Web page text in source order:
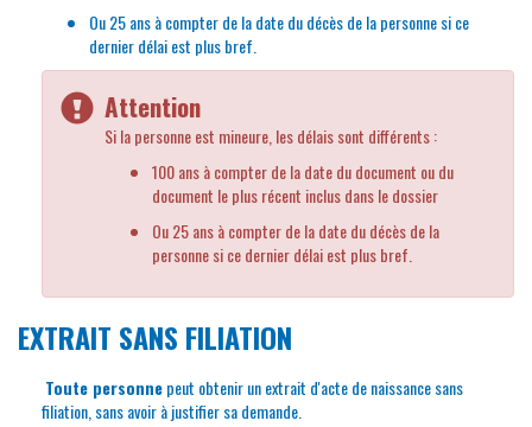
Ou 25 ans à compter de la date du décès de la personne si ce
dernier délai est plus bref.
Attention
Si la personne est mineure, les délais sont différents :
100 ans à compter de la date du document ou du
document le plus récent inclus dans le dossier
Ou 25 ans à compter de la date du décès de la
personne si ce dernier délai est plus bref.
EXTRAIT SANS FILIATION
Toute personnepeut obtenir un extrait d'acte de naissance sans
filiation, sans avoir à justifier sa demande.